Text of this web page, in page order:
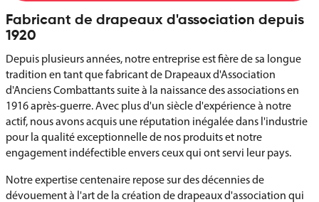
Fabricant de drapeaux d'association depuis
1920
Depuis plusieurs années, notre entreprise est fière de sa longue
tradition en tant que fabricant de Drapeaux d'Association
d'Anciens Combattants suite à la naissance des associations en
1916 après-guerre. Avec plus d'un siècle d'expérience à notre
actif, nous avons acquis une réputation inégalée dans l'industrie
pour la qualité exceptionnelle de nos produits et notre
engagement indéfectible envers ceux qui ont servi leur pays.
Notre expertise centenaire repose sur des décennies de
dévouement à l'art de la création de drapeaux d'association qui